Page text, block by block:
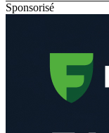
Sponsorisé